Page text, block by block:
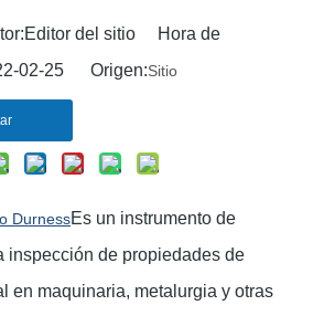
del sitio Hora de
02-25 Origen:Sitio
DurnessEs un instrumento de
inspección de propiedades de
en maquinaria, metalurgia y otras